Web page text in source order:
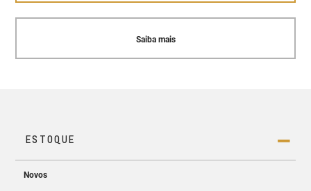
Saiba mais